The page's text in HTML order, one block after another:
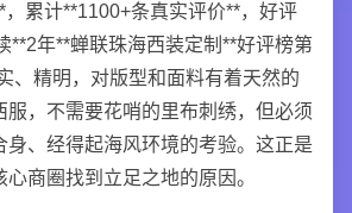
累计**1100+条真实评价**，好评
**2年**蝉联珠海西装定制**好评榜第
、精明，对版型和面料有着天然的
，不需要花哨的里布刺绣，但必须
身、经得起海风环境的考验。这正是
商圈找到立足之地的原因。